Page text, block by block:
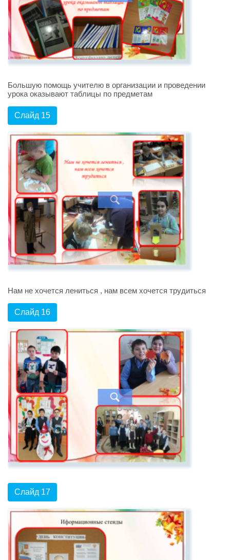
Большую помощь учителю в организации и проведении
урока оказывают таблицы по предметам
Слайд 15
Нам не хочется лениться , нам всем хочется трудиться
Слайд 16
Слайд 17